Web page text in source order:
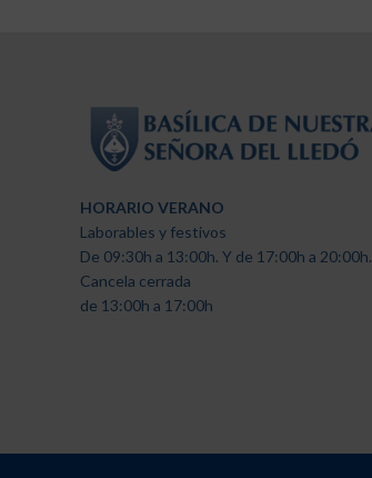
HORARIO VERANO
Laborables y festivos
De 09:30h a 13:00h. Y de 17:00h a 20:00h.
Cancela cerrada
de 13:00h a 17:00h